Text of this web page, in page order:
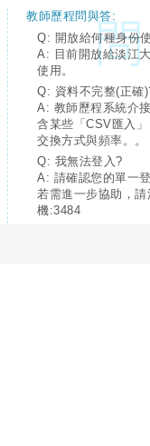
教師歷程問與答:
Q: 開放給何種身份
A: 目前開放給淡江
使用。
Q: 資料不完整(正確
A: 教師歷程系統介
含某些「CSV匯入
交換方式與頻率。。
Q: 我無法登入?
A: 請確認您的單一
若需進一步協助，
機:3484